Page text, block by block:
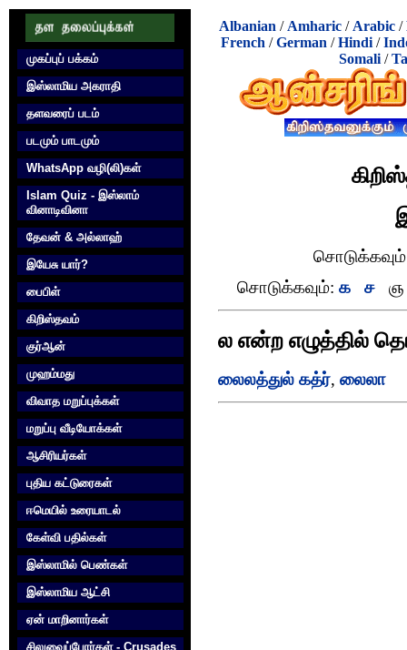
முகப்புப் பக்கம்
இஸ்லாமிய அகராதி
தளவரைப் படம்
படமும் பாடமும்
WhatsApp வழி(லி)கள்
Islam Quiz - இஸ்லாம்
வினாடிவினா
தேவன் & அல்லாஹ்
இயேசு யார்?
பைபிள்
கிறிஸ்தவம்
குர்‍ஆன்
முஹம்மது
விவாத மறுப்புக்கள்
மறுப்பு வீடியோக்கள்
ஆசிரியர்கள்
புதிய கட்டுரைகள்
ஈமெயில் உரையாடல்
கேள்வி பதில்கள்
இஸ்லாமில் பெண்கள்
இஸ்லாமிய ஆட்சி
ஏன் மாறினார்கள்
சிலுவைப்போர்கள் - Crusades
Albanian / Amharic / Arabic /
French /German /Hindi /
Somali/
சொடுக்கவும்: க சஞ
ல என்ற எழுத்தில்
லைலத்துல் கத்ர், லைலா